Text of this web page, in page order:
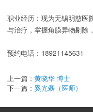
职业经历：现为无锡明慈医
与治疗，掌握角膜异物剔除
预约电话：18921145631
上一篇： 黄晓华 博士
下一篇： 奚光磊（医师）